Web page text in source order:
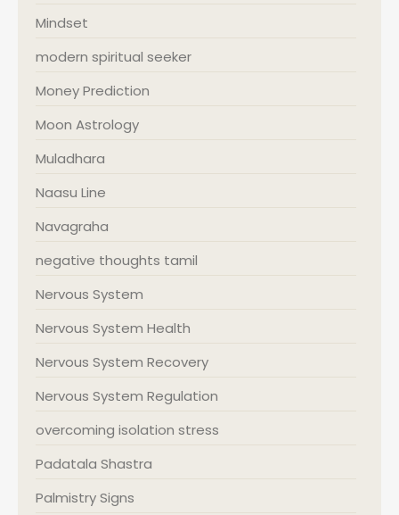
Mindset
modern spiritual seeker
Money Prediction
Moon Astrology
Muladhara
Naasu Line
Navagraha
negative thoughts tamil
Nervous System
Nervous System Health
Nervous System Recovery
Nervous System Regulation
overcoming isolation stress
Padatala Shastra
Palmistry Signs